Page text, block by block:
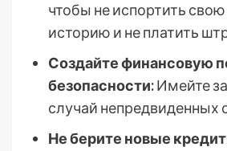
чтобы не испортить
историю и не платить
Создайте финансовую
безопасности:Имейте
случай непредвиденных
Не берите новые